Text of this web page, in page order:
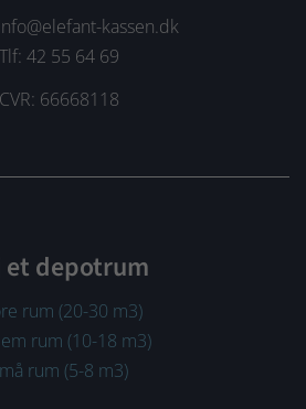
kassen.dk
Tlf: 42 55 64 69
CVR: 66668118
et depotrum
rum (20-30 m3)
rum (10-18 m3)
rum (5-8 m3)